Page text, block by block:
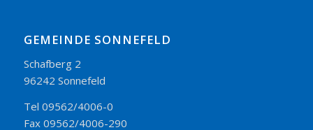
GEMEINDE SONNEFELD
Schafberg 2
96242 Sonnefeld
Tel 09562/4006-0
Fax 09562/4006-290